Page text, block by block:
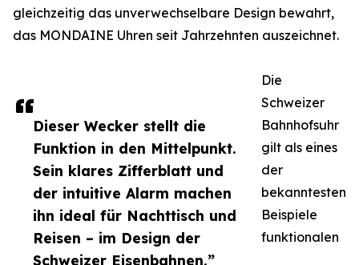
Dieser Wecker stellt die
Funktion in den Mittelpunkt.
Sein klares Zifferblatt und
der intuitive Alarm machen
ihn ideal für Nachttisch und
Reisen – im Design der
Schweizer Eisenbahnen.”
gleichzeitig das unverwechselbare Design bewahrt,
das MONDAINE Uhren seit Jahrzehnten auszeichnet.
Die
Schweizer
Bahnhofsuhr
gilt als eines
der
bekanntesten
Beispiele
funktionalen